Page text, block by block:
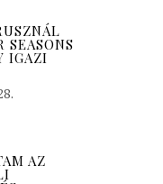
SEASONS
IGAZI
AZ